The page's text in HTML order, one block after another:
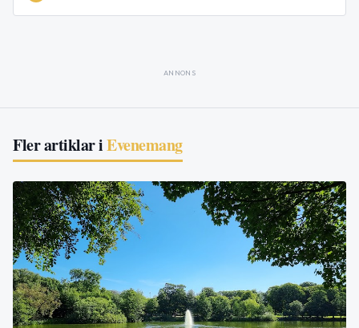
ANNONS
Fler artiklar iEvenemang